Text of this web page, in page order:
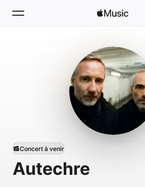
Nouveautés
Installer Apple Music
Autechre
Concert à venir